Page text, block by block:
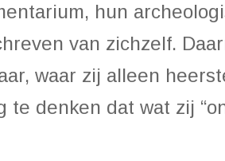
hun
van zichzelf.
waar zij alleen
denken dat wat zij